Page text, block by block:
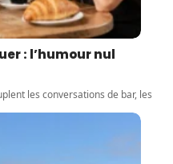
: l’humour nul
les conversations de bar, les